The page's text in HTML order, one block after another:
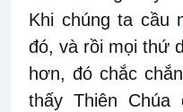
Khi chúng ta cầu
đó, và rồi mọi thứ
hơn, đó chắc
thấy Thiên Chúa